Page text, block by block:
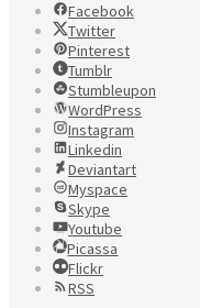
Facebook
Twitter
Pinterest
Tumblr
Stumbleupon
WordPress
Instagram
Linkedin
Deviantart
Myspace
Skype
Youtube
Picassa
Flickr
RSS